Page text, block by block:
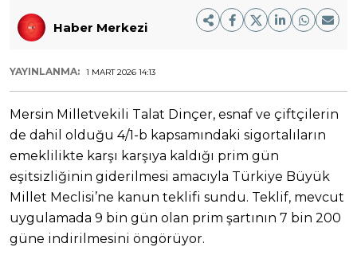
Haber Merkezi
YAYINLANMA: 1 MART 2026 14:13
Mersin Milletvekili Talat Dinçer, esnaf ve çiftçilerin
de dahil olduğu 4/1-b kapsamındaki sigortalıların
emeklilikte karşı karşıya kaldığı prim gün
eşitsizliğinin giderilmesi amacıyla Türkiye Büyük
Millet Meclisi’ne kanun teklifi sundu. Teklif, mevcut
uygulamada 9 bin gün olan prim şartının 7 bin 200
güne indirilmesini öngörüyor.